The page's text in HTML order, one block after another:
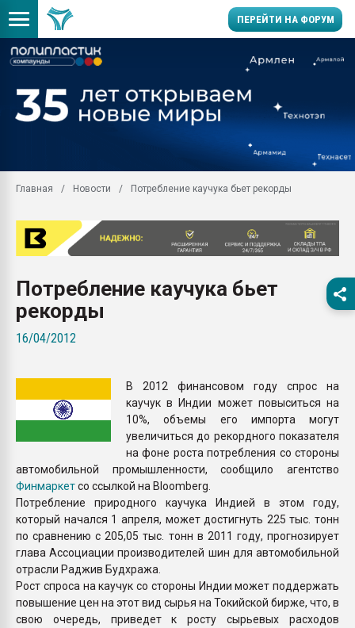
ПЕРЕЙТИ НА ФОРУМ
производство SPC
заводу пластмасс"
Помощь в подборе
Вакуум-формовочные
ближайшее
Подмосковье, Москва
первый план в
бутылок
ПЕРЕЙТИ НА
Главная Новости Потребление каучука бьет рекорды
Потребление каучука бьет
рекорды
16/04/2012
В 2012 финансовом году спрос на
каучук в Индии может повыситься на
10%, объемы его импорта могут
увеличиться до рекордного показателя
на фоне роста потребления со стороны
автомобильной промышленности, сообщило агентство
Финмаркетсо ссылкой на Bloomberg.
Потребление природного каучука Индией в этом году,
который начался 1 апреля, может достигнуть 225 тыс. тонн
по сравнению с 205,05 тыс. тонн в 2011 году, прогнозирует
глава Ассоциации производителей шин для автомобильной
отрасли Раджив Будхража.
Рост спроса на каучук со стороны Индии может поддержать
повышение цен на этот вид сырья на Токийской бирже, что, в
свою очередь, приведет к росту сырьевых расходов